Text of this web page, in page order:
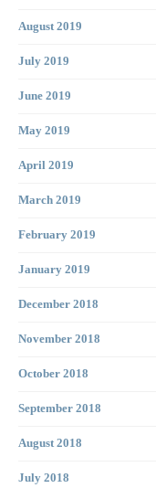
August 2019
July 2019
June 2019
May 2019
April 2019
March 2019
February 2019
January 2019
December 2018
November 2018
October 2018
September 2018
August 2018
July 2018